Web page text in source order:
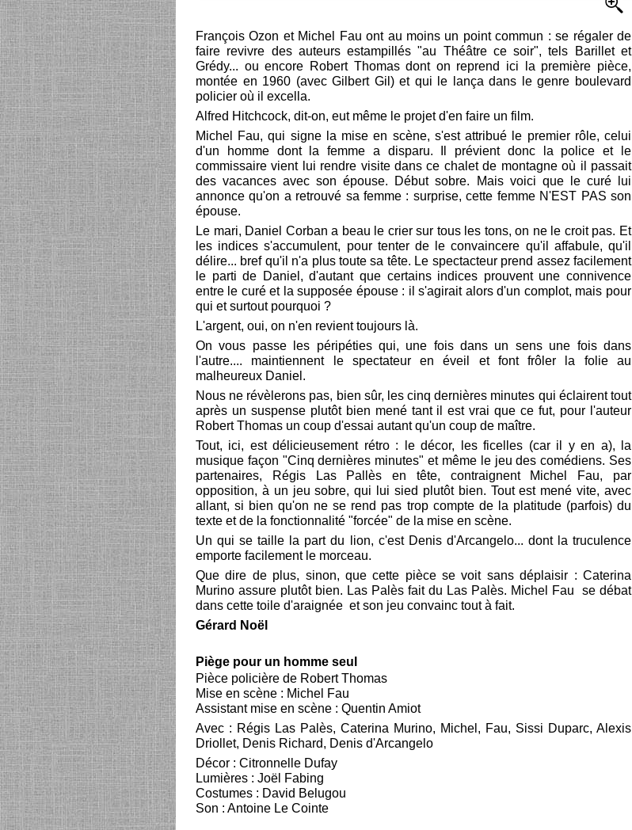
François Ozon et Michel Fau ont au moins un point commun : se régaler de
faire revivre des auteurs estampillés "au Théâtre ce soir", tels Barillet et
Grédy... ou encore Robert Thomas dont on reprend ici la première pièce,
montée en 1960 (avec Gilbert Gil) et qui le lança dans le genre boulevard
policier où il excella.
Alfred Hitchcock, dit-on, eut même le projet d'en faire un film.
Michel Fau, qui signe la mise en scène, s'est attribué le premier rôle, celui
d'un homme dont la femme a disparu. Il prévient donc la police et le
commissaire vient lui rendre visite dans ce chalet de montagne où il passait
des vacances avec son épouse. Début sobre. Mais voici que le curé lui
annonce qu'on a retrouvé sa femme : surprise, cette femme N'EST PAS son
épouse.
Le mari, Daniel Corban a beau le crier sur tous les tons, on ne le croit pas. Et
les indices s'accumulent, pour tenter de le convaincere qu'il affabule, qu'il
délire... bref qu'il n'a plus toute sa tête. Le spectacteur prend assez facilement
le parti de Daniel, d'autant que certains indices prouvent une connivence
entre le curé et la supposée épouse : il s'agirait alors d'un complot, mais pour
qui et surtout pourquoi ?
L'argent, oui, on n'en revient toujours là.
On vous passe les péripéties qui, une fois dans un sens une fois dans
l'autre.... maintiennent le spectateur en éveil et font frôler la folie au
malheureux Daniel.
Nous ne révèlerons pas, bien sûr, les cinq dernières minutes qui éclairent tout
après un suspense plutôt bien mené tant il est vrai que ce fut, pour l'auteur
Robert Thomas un coup d'essai autant qu'un coup de maître.
Tout, ici, est délicieusement rétro : le décor, les ficelles (car il y en a), la
musique façon "Cinq dernières minutes" et même le jeu des comédiens. Ses
partenaires, Régis Las Pallès en tête, contraignent Michel Fau, par
opposition, à un jeu sobre, qui lui sied plutôt bien. Tout est mené vite, avec
allant, si bien qu'on ne se rend pas trop compte de la platitude (parfois) du
texte et de la fonctionnalité "forcée" de la mise en scène.
Un qui se taille la part du lion, c'est Denis d'Arcangelo... dont la truculence
emporte facilement le morceau.
Que dire de plus, sinon, que cette pièce se voit sans déplaisir : Caterina
Murino assure plutôt bien. Las Palès fait du Las Palès. Michel Fau se débat
dans cette toile d'araignée et son jeu convainc tout à fait.
Gérard Noël
Piège pour un homme seul
Pièce policière de Robert Thomas
Mise en scène : Michel Fau
Assistant mise en scène : Quentin Amiot
Avec : Régis Las Palès, Caterina Murino, Michel, Fau, Sissi Duparc, Alexis
Driollet, Denis Richard, Denis d'Arcangelo
Décor : Citronnelle Dufay
Lumières : Joël Fabing
Costumes : David Belugou
Son : Antoine Le Cointe